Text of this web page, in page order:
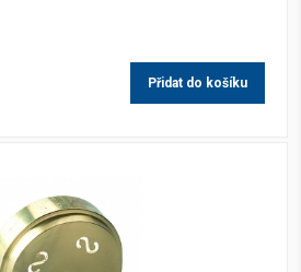
Přidat do košíku